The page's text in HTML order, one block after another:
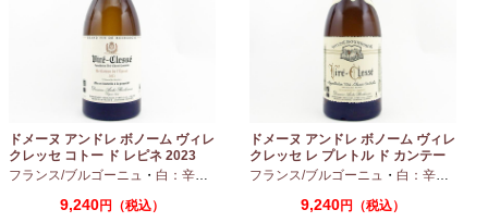
ドメーヌ アンドレ ボノーム ヴィレ
クレッセ コトー ド レピネ 2023
750ml
フランス/ブルゴーニュ ・ 白：辛口 シャルドネ
9,240円（税込）
ドメーヌ アンドレ ボノーム ヴィレ
クレッセ レ プレトル ド カンテー
ヌ 2023 750ml
フランス/ブルゴーニュ ・ 白：辛口
9,240円（税込）